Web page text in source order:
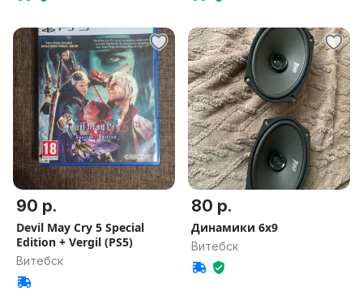
90 р.
Devil May Cry 5 Special
Edition + Vergil (PS5)
Витебск
80 р.
Динамики 6х9
Витебск